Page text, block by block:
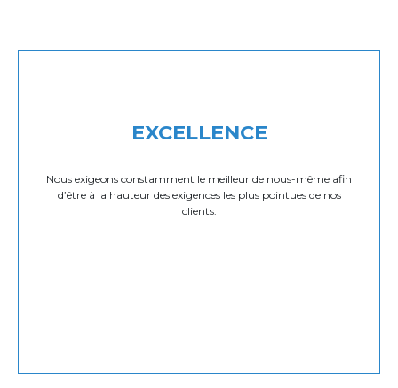
EXCELLENCE
Nous exigeons constamment le meilleur de nous-même afin
d’être à la hauteur des exigences les plus pointues de nos
clients.